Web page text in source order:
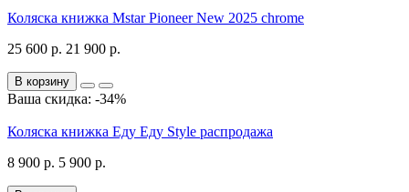
Коляска книжка Mstar Pioneer New 2025 chrome
25 600 р. 21 900 р.
В корзину
Ваша скидка: -34%
Коляска книжка Еду Еду Style распродажа
8 900 р. 5 900 р.